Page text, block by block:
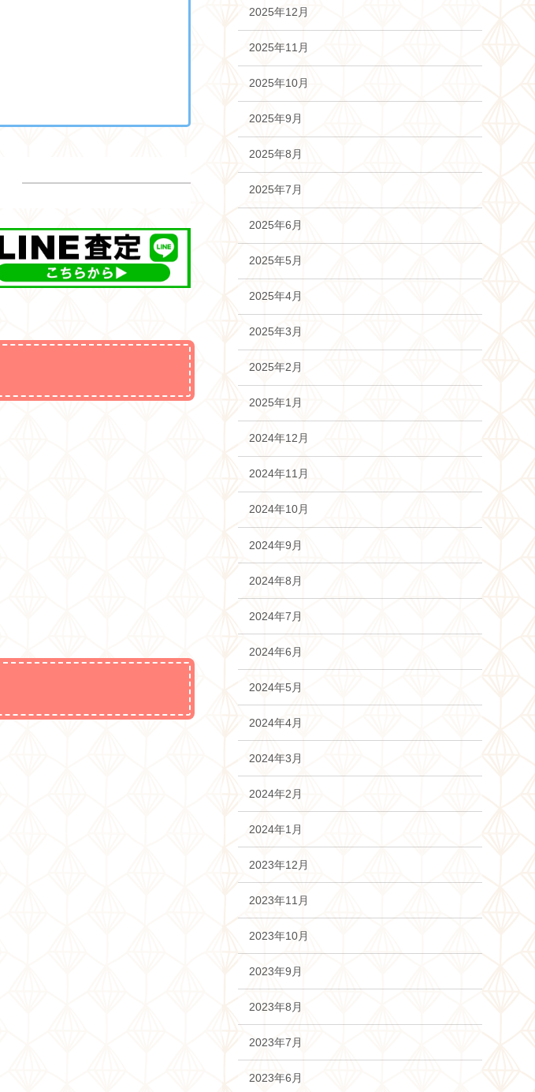
2025年12月
2025年11月
2025年10月
2025年9月
2025年8月
2025年7月
2025年6月
2025年5月
2025年4月
2025年3月
2025年2月
2025年1月
2024年12月
2024年11月
2024年10月
2024年9月
2024年8月
2024年7月
2024年6月
2024年5月
2024年4月
2024年3月
2024年2月
2024年1月
2023年12月
2023年11月
2023年10月
2023年9月
2023年8月
2023年7月
2023年6月